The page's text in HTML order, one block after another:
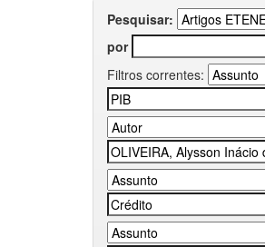
Pesquisar:
por
Filtros correntes: